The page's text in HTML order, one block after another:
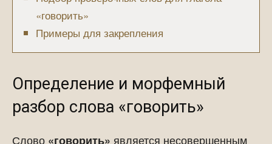
«говорить»
Примеры для закрепления
Определение и морфемный
разбор слова «говорить»
Слово «говорить» является несовершенным